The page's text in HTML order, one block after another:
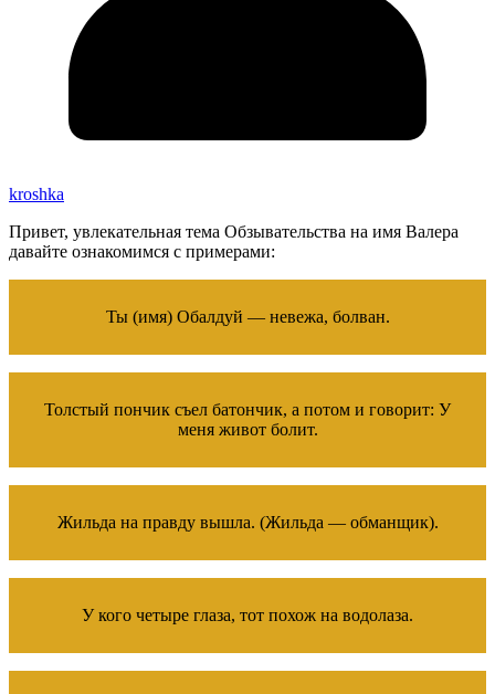
kroshka
Привет, увлекательная тема Обзывательства на имя Валера
давайте ознакомимся с примерами:
Ты (имя) Обалдуй — невежа, болван.
Толстый пончик съел батончик, а потом и говорит: У
меня живот болит.
Жильда на правду вышла. (Жильда — обманщик).
У кого четыре глаза, тот похож на водолаза.